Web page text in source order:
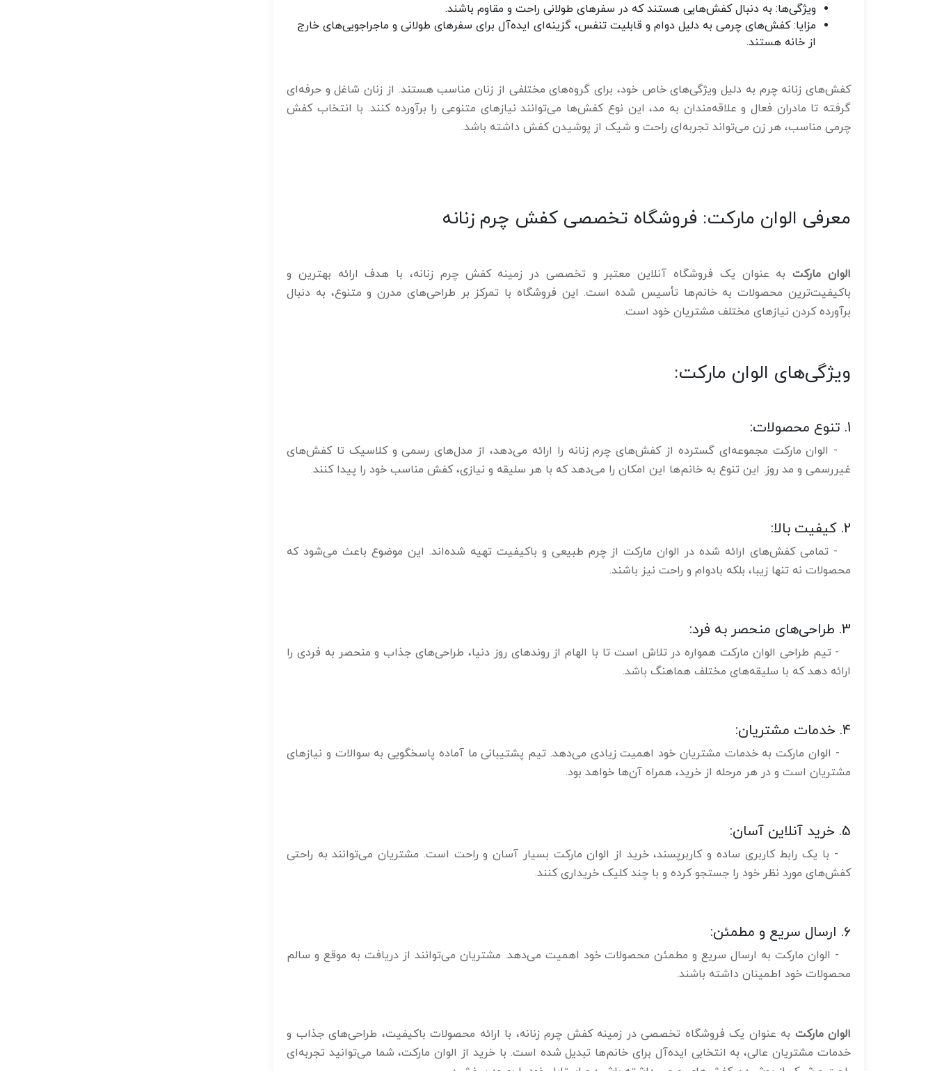
ویژگی‌ها: به دنبال کفش‌هایی هستند که در سفرهای طولانی راحت و مقاوم باشند.
مزایا: کفش‌های چرمی به دلیل دوام و قابلیت تنفس، گزینه‌ای ایده‌آل برای سفرهای طولانی و ماجراجویی‌های خارج
از خانه هستند.
کفش‌های زنانه چرم به دلیل ویژگی‌های خاص خود، برای گروه‌های مختلفی از زنان مناسب هستند. از زنان شاغل و حرفه‌ای
گرفته تا مادران فعال و علاقه‌مندان به مد، این نوع کفش‌ها می‌توانند نیازهای متنوعی را برآورده کنند. با انتخاب کفش
چرمی مناسب، هر زن می‌تواند تجربه‌ای راحت و شیک از پوشیدن کفش داشته باشد.
معرفی الوان مارکت: فروشگاه تخصصی کفش چرم زنانه
الوان مارکتبه عنوان یک فروشگاه آنلاین معتبر و تخصصی در زمینه کفش چرم زنانه، با هدف ارائه بهترین و
باکیفیت‌ترین محصولات به خانم‌ها تأسیس شده است. این فروشگاه با تمرکز بر طراحی‌های مدرن و متنوع، به دنبال
برآورده کردن نیازهای مختلف مشتریان خود است.
ویژگی‌های الوان مارکت:
1. تنوع محصولات:
- الوان مارکت مجموعه‌ای گسترده از کفش‌های چرم زنانه را ارائه می‌دهد، از مدل‌های رسمی و کلاسیک تا کفش‌های
غیررسمی و مد روز. این تنوع به خانم‌ها این امکان را می‌دهد که با هر سلیقه و نیازی، کفش مناسب خود را پیدا کنند.
2. کیفیت بالا:
- تمامی کفش‌های ارائه شده در الوان مارکت از چرم طبیعی و باکیفیت تهیه شده‌اند. این موضوع باعث می‌شود که
محصولات نه تنها زیبا، بلکه بادوام و راحت نیز باشند.
3. طراحی‌های منحصر به فرد:
- تیم طراحی الوان مارکت همواره در تلاش است تا با الهام از روندهای روز دنیا، طراحی‌های جذاب و منحصر به فردی را
ارائه دهد که با سلیقه‌های مختلف هماهنگ باشد.
4. خدمات مشتریان:
- الوان مارکت به خدمات مشتریان خود اهمیت زیادی می‌دهد. تیم پشتیبانی ما آماده پاسخگویی به سوالات و نیازهای
مشتریان است و در هر مرحله از خرید، همراه آن‌ها خواهد بود.
5. خرید آنلاین آسان:
- با یک رابط کاربری ساده و کاربرپسند، خرید از الوان مارکت بسیار آسان و راحت است. مشتریان می‌توانند به راحتی
کفش‌های مورد نظر خود را جستجو کرده و با چند کلیک خریداری کنند.
6. ارسال سریع و مطمئن:
- الوان مارکت به ارسال سریع و مطمئن محصولات خود اهمیت می‌دهد. مشتریان می‌توانند از دریافت به موقع و سالم
محصولات خود اطمینان داشته باشند.
الوان مارکت به عنوان یک فروشگاه تخصصی در زمینه کفش چرم زنانه، با ارائه محصولات باکیفیت، طراحی‌های جذاب و
خدمات مشتریان عالی، به انتخابی ایده‌آل برای خانم‌ها تبدیل شده است. با خرید از الوان مارکت، شما می‌توانید تجربه‌ای